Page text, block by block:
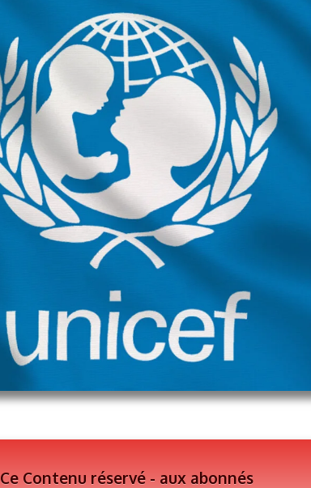
Ce Contenu réservé - aux abonnés